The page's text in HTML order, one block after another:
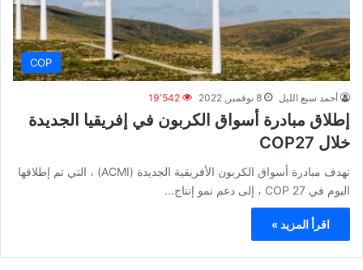
COP
أحمد سبع الليل 8 نوفمبر, 2022 19٬542
إطلاق مبادرة أسواق الكربون في إفريقيا الجديدة
خلال COP27
تهدف مبادرة أسواق الكربون الأفريقية الجديدة (ACMI) ، التي تم إطلاقها
اليوم في COP 27 ، إلى دعم نمو إنتاج…
اقرأ المزيد »